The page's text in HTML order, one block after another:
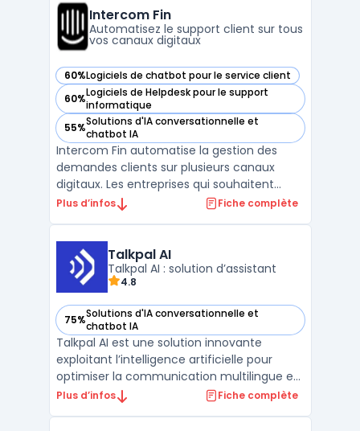
ou services marketing utilisent D‑ID pour
tran ...
Intercom Fin
Automatisez le support client sur tous
vos canaux digitaux
60%Logiciels de chatbot pour le service client
— voir Intercom Fin dans cette catégorie
60%Logiciels de Helpdesk pour le support
informatique
— voir Intercom Fin dans cette catégorie
55%Solutions d'IA conversationnelle et
chatbot IA
— voir Intercom Fin dans cette catégorie
Intercom Fin automatise la gestion des
demandes clients sur plusieurs canaux
digitaux. Les entreprises qui souhaitent
structurer leur service client utilisent cet
Le principal objectif consiste à répartir la
charge ...
Plus d’infos Fiche complète
Talkpal AI
Talkpal AI : solution d’assistant
4.8
75%Solutions d'IA conversationnelle et
chatbot IA
— voir Talkpal AI dans cette catégorie
Talkpal AI est une solution innovante
exploitant l’intelligence artificielle pour
optimiser la communication multilingue et
conversationnelle. Cet outil propose des
Plus d’infos Fiche complète